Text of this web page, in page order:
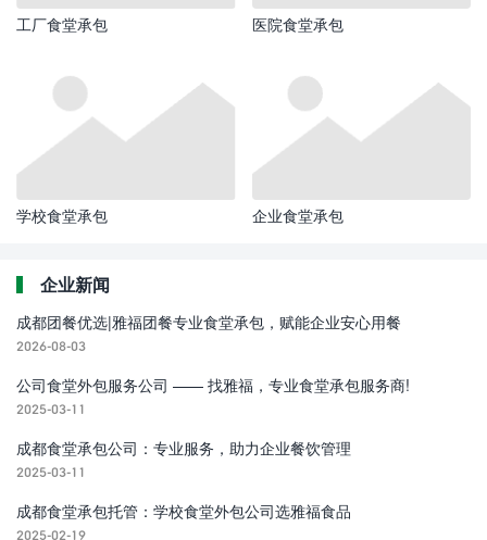
工厂食堂承包 医院食堂承包
学校食堂承包 企业食堂承包
企业新闻
成都团餐优选|雅福团餐专业食堂承包，赋能企业安心用餐
2026-08-03
公司食堂外包服务公司 —— 找雅福，专业食堂承包服务商!
2025-03-11
成都食堂承包公司：专业服务，助力企业餐饮管理
2025-03-11
成都食堂承包托管：学校食堂外包公司选雅福食品
2025-02-19